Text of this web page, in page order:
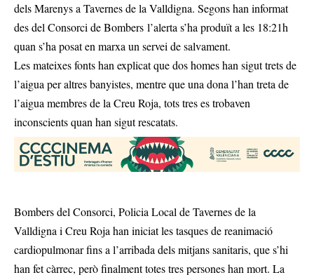
dels Marenys a Tavernes de la Valldigna. Segons han informat
des del Consorci de Bombers l’alerta s’ha produït a les 18:21h
quan s’ha posat en marxa un servei de salvament.
Les mateixes fonts han explicat que dos homes han sigut trets de
l’aigua per altres banyistes, mentre que una dona l’han treta de
l’aigua membres de la Creu Roja, tots tres es trobaven
inconscients quan han sigut rescatats.
Bombers del Consorci, Policia Local de Tavernes de la
Valldigna i Creu Roja han iniciat les tasques de reanimació
cardiopulmonar fins a l’arribada dels mitjans sanitaris, que s’hi
han fet càrrec, però finalment totes tres persones han mort. La